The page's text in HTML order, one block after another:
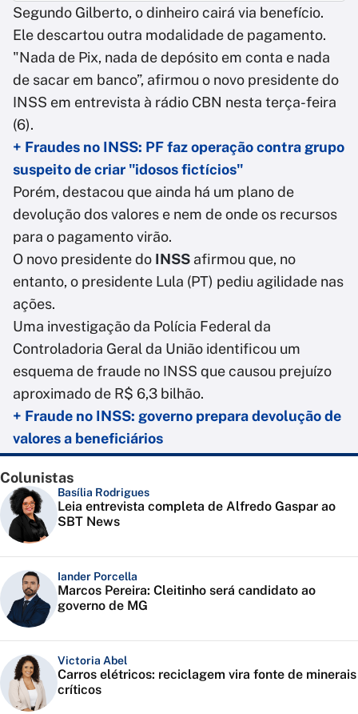
Segundo Gilberto, o dinheiro cairá via benefício.
Ele descartou outra modalidade de pagamento.
"Nada de Pix, nada de depósito em conta e nada
de sacar em banco”, afirmou o novo presidente do
INSS em entrevista à rádio CBN nesta terça-feira
(6).
+ Fraudes no INSS: PF faz operação contra grupo
suspeito de criar "idosos fictícios"
Porém, destacou que ainda há um plano de
devolução dos valores e nem de onde os recursos
para o pagamento virão.
O novo presidente do INSS afirmou que, no
entanto, o presidente Lula (PT) pediu agilidade nas
ações.
Uma investigação da Polícia Federal da
Controladoria Geral da União identificou um
esquema de fraude no INSS que causou prejuízo
aproximado de R$ 6,3 bilhão.
+ Fraude no INSS: governo prepara devolução de
valores a beneficiários
Colunistas
Basília Rodrigues
Leia entrevista completa de Alfredo Gaspar ao
SBT News
Iander Porcella
Marcos Pereira: Cleitinho será candidato ao
governo de MG
Victoria Abel
Carros elétricos: reciclagem vira fonte de minerais
críticos